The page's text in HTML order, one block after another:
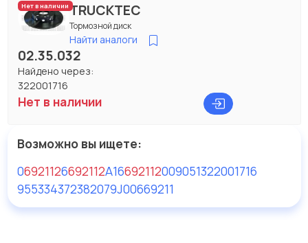
Нет в наличииTRUCKTEC
Тормозной диск
Найти аналоги
02.35.032
Найдено через:
322001716
Нет в наличии
Возможно вы ищете:
06921126692112A16692112009051322001716
955334372382079J00669211